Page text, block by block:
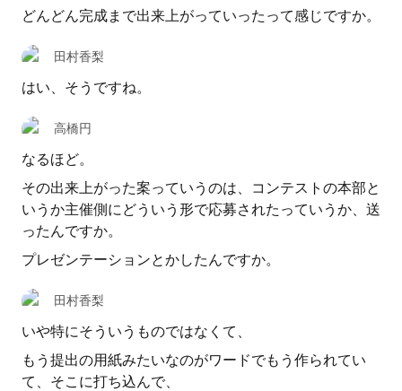
どんどん完成まで出来上がっていったって感じですか。
田村香梨
はい、そうですね。
高橋円
なるほど。
その出来上がった案っていうのは、コンテストの本部と
いうか主催側にどういう形で応募されたっていうか、送
ったんですか。
プレゼンテーションとかしたんですか。
田村香梨
いや特にそういうものではなくて、
もう提出の用紙みたいなのがワードでもう作られてい
て、そこに打ち込んで、